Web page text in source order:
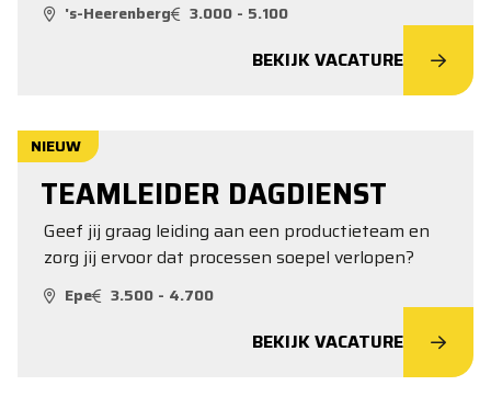
's-Heerenberg 3.000 - 5.100
BEKIJK VACATURE
NIEUW
TEAMLEIDER DAGDIENST
Geef jij graag leiding aan een productieteam en
zorg jij ervoor dat processen soepel verlopen?
Epe 3.500 - 4.700
BEKIJK VACATURE